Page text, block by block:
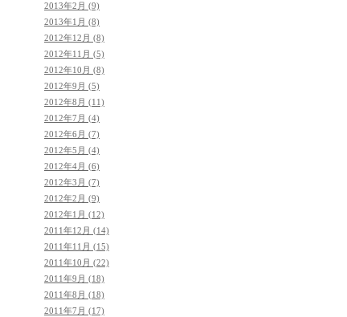
2013年2月 (9)
2013年1月 (8)
2012年12月 (8)
2012年11月 (5)
2012年10月 (8)
2012年9月 (5)
2012年8月 (11)
2012年7月 (4)
2012年6月 (7)
2012年5月 (4)
2012年4月 (6)
2012年3月 (7)
2012年2月 (9)
2012年1月 (12)
2011年12月 (14)
2011年11月 (15)
2011年10月 (22)
2011年9月 (18)
2011年8月 (18)
2011年7月 (17)